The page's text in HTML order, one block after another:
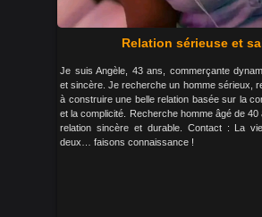
Relation sérieuse et
Je suis Angèle, 43 ans, commerçante
et sincère. Je recherche un homme sérieux,
à construire une belle relation basée sur la
et la complicité. Recherche homme âgé de
relation sincère et durable. Contact : La
deux… faisons connaissance !